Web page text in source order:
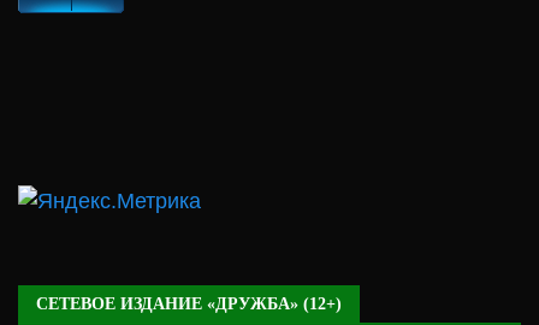
СЕТЕВОЕ ИЗДАНИЕ «ДРУЖБА» (12+)